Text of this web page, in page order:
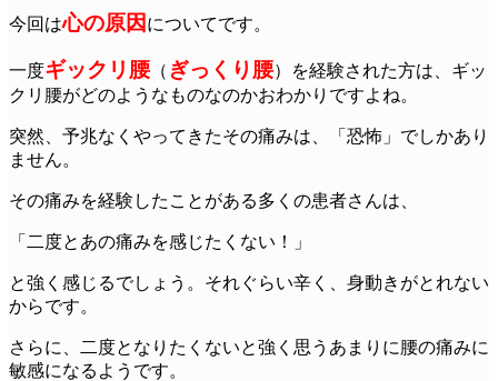
今回は心の原因 についてです。
一度ギックリ腰（ ぎっくり腰）を経験された方は、ギッ
クリ腰がどのようなものなのかおわかりですよね。
突然、予兆なくやってきたその痛みは、「恐怖」でしかあり
ません。
その痛みを経験したことがある多くの患者さんは、
「二度とあの痛みを感じたくない！」
と強く感じるでしょう。それぐらい辛く、身動きがとれない
からです。
さらに、二度となりたくないと強く思うあまりに腰の痛みに
敏感になるようです。